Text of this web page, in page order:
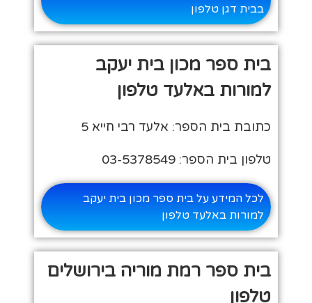
בבית דגן טלפון
בית ספר מכון בית יעקב
למורות באלעד טלפון
כתובת בית הספר: אלעד רבי חייא 5
טלפון בית הספר: 03-5378549
לכל המידע על בית ספר מכון בית יעקב
למורות באלעד טלפון
בית ספר רמת מוריה בירושלים
טלפון